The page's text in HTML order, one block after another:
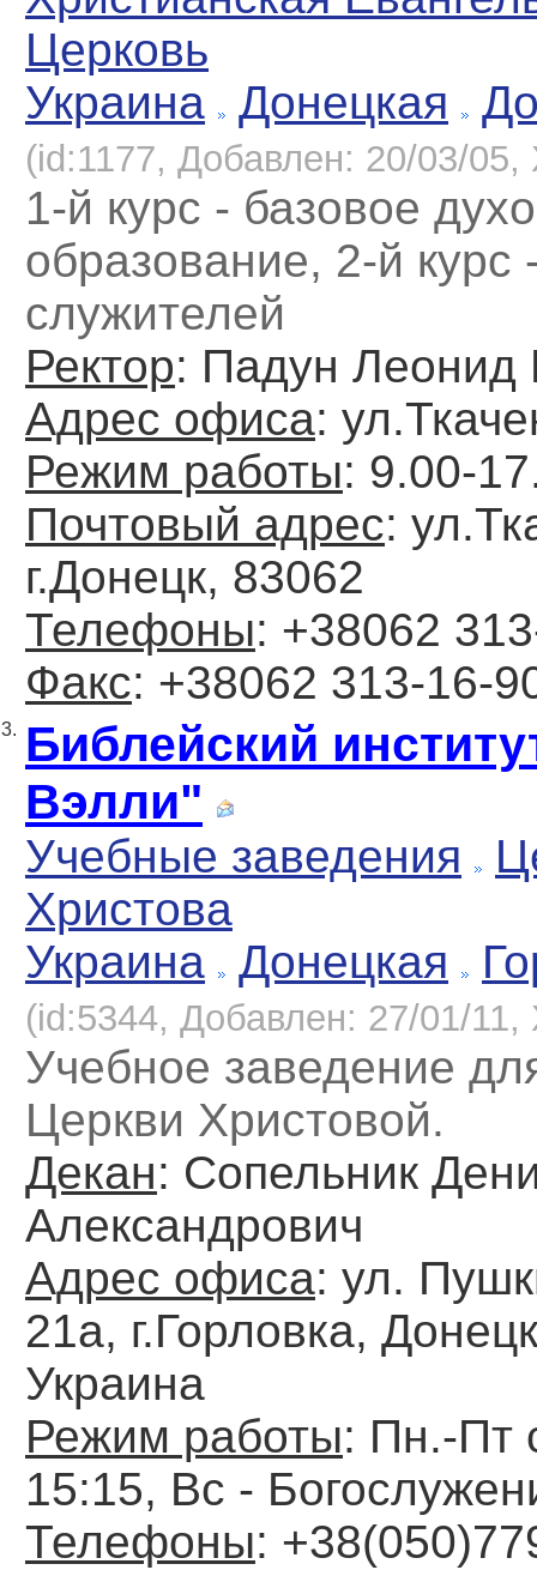
Церковь
Украина
Донецкая
(id:1177, Добавлен: 20/03/05,
1-й курс - базовое
образование, 2-й курс
служителей
Ректор: Падун Леонид
Адрес офиса:
Режим работы: 9.00-
Почтовый адрес:
г.Донецк, 83062
Телефоны: +38062
Факс: +38062 313-16-
3. Библейский
Вэлли"
Учебные заведения
Христова
Украина
Донецкая
(id:5344, Добавлен: 27/01/11,
Учебное заведение
Церкви Христовой.
Декан: Сопельник
Александрович
Адрес офиса: ул.
21а, г.Горловка,
Украина
Режим работы: Пн.-Пт
15:15, Вс -
Телефоны: